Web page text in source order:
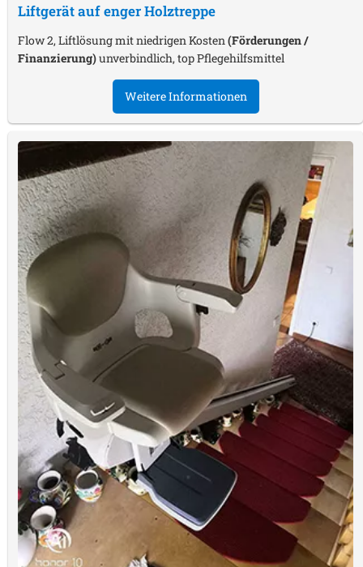
Liftgerät auf enger Holztreppe
Flow 2, Liftlösung mit niedrigen Kosten (Förderungen /
Finanzierung)unverbindlich, top Pflegehilfsmittel
Weitere Informationen